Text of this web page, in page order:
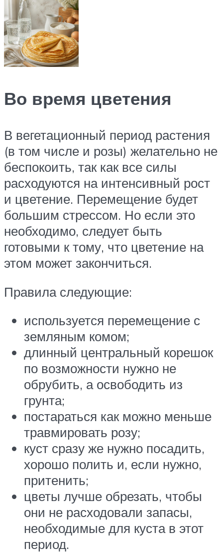
Во время цветения
В вегетационный период растения
(в том числе и розы) желательно не
беспокоить, так как все силы
расходуются на интенсивный рост
и цветение. Перемещение будет
большим стрессом. Но если это
необходимо, следует быть
готовыми к тому, что цветение на
этом может закончиться.
Правила следующие:
используется перемещение с
земляным комом;
длинный центральный корешок
по возможности нужно не
обрубить, а освободить из
грунта;
постараться как можно меньше
травмировать розу;
куст сразу же нужно посадить,
хорошо полить и, если нужно,
притенить;
цветы лучше обрезать, чтобы
они не расходовали запасы,
необходимые для куста в этот
период.